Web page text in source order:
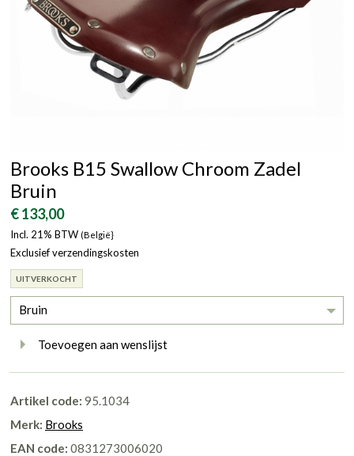
Brooks B15 Swallow Chroom Zadel
Bruin
€ 133,00
Incl. 21% BTW (België}
Exclusief verzendingskosten
UITVERKOCHT
Bruin
Toevoegen aan wenslijst
Artikel code: 95.1034
Merk: Brooks
EAN code: 0831273006020